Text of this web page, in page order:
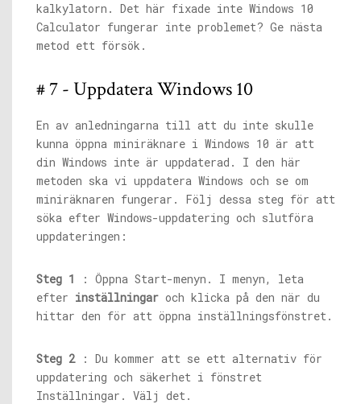
kalkylatorn. Det här fixade inte Windows 10
Calculator fungerar inte problemet? Ge nästa
metod ett försök.
# 7 - Uppdatera Windows 10
En av anledningarna till att du inte skulle
kunna öppna miniräknare i Windows 10 är att
din Windows inte är uppdaterad. I den här
metoden ska vi uppdatera Windows och se om
miniräknaren fungerar. Följ dessa steg för att
söka efter Windows-uppdatering och slutföra
uppdateringen:
Steg 1
: Öppna Start-menyn. I menyn, leta
efter inställningar och klicka på den när du
hittar den för att öppna inställningsfönstret.
Steg 2: Du kommer att se ett alternativ för
uppdatering och säkerhet i fönstret
Inställningar. Välj det.